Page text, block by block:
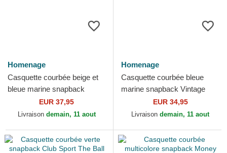
Homenage
Casquette courbée beige et
bleue marine snapback
Liberty Sport The Retro
Homenage
EUR 37,95
Livraison demain, 11 aout
Homenage
Casquette courbée bleue
marine snapback Vintage
Club Sport The Ball
Homenage
EUR 34,95
Livraison demain, 11 aout